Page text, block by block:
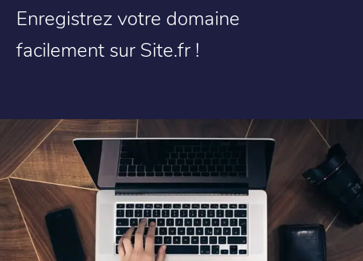
Enregistrez votre domaine
facilement sur Site.fr !